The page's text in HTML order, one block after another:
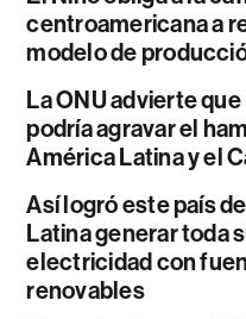
centroamericana a
modelo de
La ONU advierte que
podría agravar el
América Latina y el
Así logró este país
Latina generar toda
electricidad con
renovables